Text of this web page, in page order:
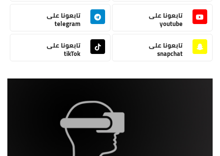
تابعونا على
youtube
تابعونا على
telegram
تابعونا على
snapchat
تابعونا على
tikTok